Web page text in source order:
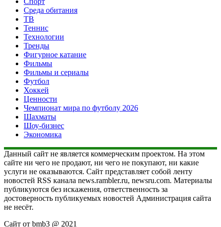
Среда обитания
ТВ
Теннис
Технологии
Тренды
Фигурное катание
Фильмы
Фильмы и сериалы
Футбол
Хоккей
Ценности
Чемпионат мира по футболу 2026
Шахматы
Шоу-бизнес
Экономика
Данный сайт не является коммерческим проектом. На этом
сайте ни чего не продают, ни чего не покупают, ни какие
услуги не оказываются. Сайт представляет собой ленту
новостей RSS канала news.rambler.ru, newsru.com. Материалы
публикуются без искажения, ответственность за
достоверность публикуемых новостей Администрация сайта
не несёт.
Сайт от bmb3 @ 2021